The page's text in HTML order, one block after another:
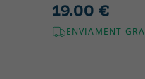
19.00 €
ENVIAMENT